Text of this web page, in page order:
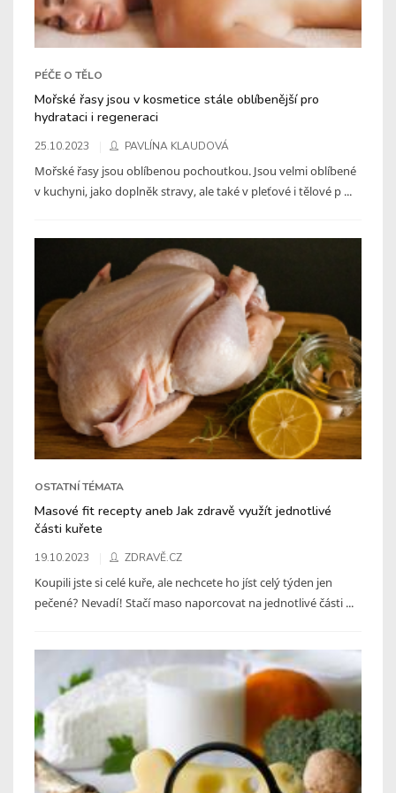
PÉČE O TĚLO
Mořské řasy jsou v kosmetice stále oblíbenější pro
hydrataci i regeneraci
25.10.2023 PAVLÍNA KLAUDOVÁ
Mořské řasy jsou oblíbenou pochoutkou. Jsou velmi oblíbené
v kuchyni, jako doplněk stravy, ale také v pleťové i tělové p ...
OSTATNÍ TÉMATA
Masové fit recepty aneb Jak zdravě využít jednotlivé
části kuřete
19.10.2023 ZDRAVĚ.CZ
Koupili jste si celé kuře, ale nechcete ho jíst celý týden jen
pečené? Nevadí! Stačí maso naporcovat na jednotlivé části ...